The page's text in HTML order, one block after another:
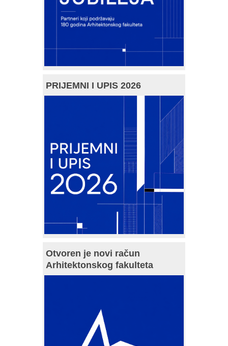
PRIJEMNI I UPIS 2026
Otvoren je novi račun
Arhitektonskog fakulteta